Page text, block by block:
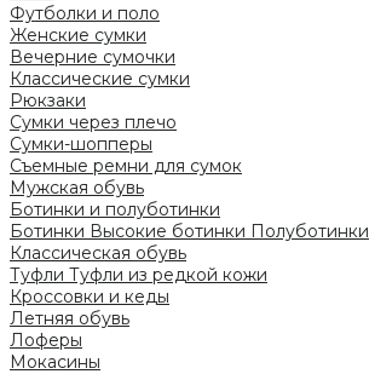
Футболки и поло
Женские сумки
Вечерние сумочки
Классические сумки
Рюкзаки
Сумки через плечо
Сумки-шопперы
Съемные ремни для сумок
Мужская обувь
Ботинки и полуботинки
Ботинки Высокие ботинки Полуботинки
Классическая обувь
Туфли Туфли из редкой кожи
Кроссовки и кеды
Летняя обувь
Лоферы
Мокасины